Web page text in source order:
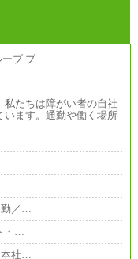
私たちは障がい者の自社
います。通勤や働く場所
勤／…
・…
本社…